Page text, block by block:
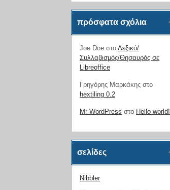
πρόσφατα σχόλια
Joe Doe στο Λεξικό/
Συλλαβισμός/Θησαυρός σε
Libreoffice
Γρηγόρης Μαρκάκης στο
hextiling 0.2
Mr WordPress στο Hello world!
σελίδες
Nibbler